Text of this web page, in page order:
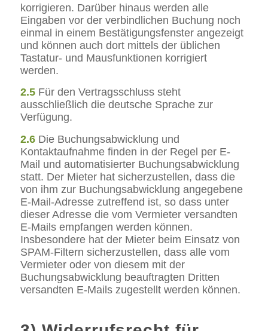
korrigieren. Darüber hinaus werden alle
Eingaben vor der verbindlichen Buchung noch
einmal in einem Bestätigungsfenster angezeigt
und können auch dort mittels der üblichen
Tastatur- und Mausfunktionen korrigiert
werden.
2.5 Für den Vertragsschluss steht
ausschließlich die deutsche Sprache zur
Verfügung.
2.6 Die Buchungsabwicklung und
Kontaktaufnahme finden in der Regel per E-
Mail und automatisierter Buchungsabwicklung
statt. Der Mieter hat sicherzustellen, dass die
von ihm zur Buchungsabwicklung angegebene
E-Mail-Adresse zutreffend ist, so dass unter
dieser Adresse die vom Vermieter versandten
E-Mails empfangen werden können.
Insbesondere hat der Mieter beim Einsatz von
SPAM-Filtern sicherzustellen, dass alle vom
Vermieter oder von diesem mit der
Buchungsabwicklung beauftragten Dritten
versandten E-Mails zugestellt werden können.